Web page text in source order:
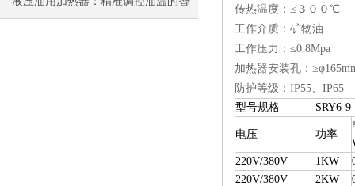
传热温度：≤３００℃
工作介质：矿物油
工作压力：≤0.8Mpa
加热器安装孔：
防护等级：IP55、IP65
型号规格
SRY6-9
电压 功率
220V/380V
1KW
220V/380V
2KW